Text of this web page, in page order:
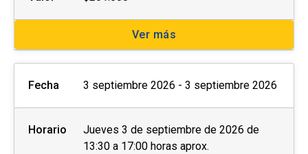
Ver más
Fecha 3 septiembre 2026 - 3 septiembre 2026
Horario
Jueves 3 de septiembre de 2026 de
13:30 a 17:00 horas aprox.